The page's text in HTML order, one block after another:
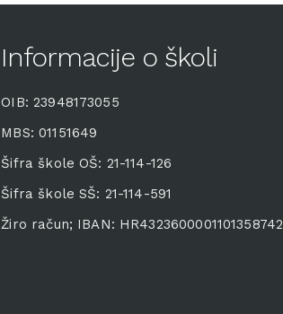
Informacije o školi
OIB: 23948173055
MBS: 01151649
Šifra škole OŠ: 21-114-126
Šifra škole SŠ: 21-114-591
Žiro račun; IBAN: HR4323600001101358742